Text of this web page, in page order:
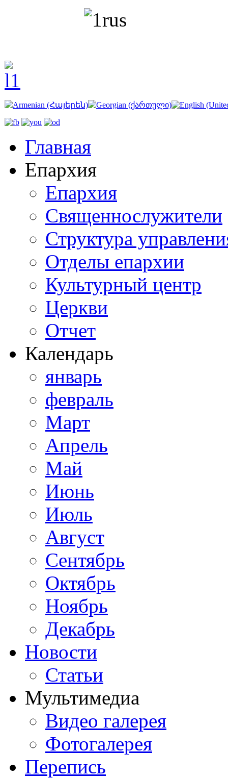
Главная
Епархия
Епархия
Священнослужители
Структура
Отделы епархии
Культурный центр
Церкви
Отчет
Календарь
январь
февраль
Март
Апрель
Май
Июнь
Июль
Август
Сентябрь
Октябрь
Ноябрь
Декабрь
Новости
Статьи
Мультимедиа
Видео галерея
Фотогалерея
Перепись